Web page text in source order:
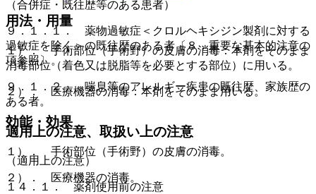
（合併症・既往歴等のある患者）
９．１．１． 薬物過敏症＜クロルヘキシジン製剤に対する
過敏症を除く＞の既往歴のある者〔８．重要な基本的注意の
項参照〕。
９．１．２． 喘息等のアレルギー疾患の既往歴、家族歴の
ある者。
適用上の注意、取扱い上の注意
（適用上の注意）
１４．１． 薬剤使用前の注意
用法・用量
１）． 手術部位（手術野）の皮膚の消毒：本剤をそのまま
消毒部位（着色又は脱脂等を必要とする部位）に用いる。
２）． 医療機器の消毒：本剤をそのまま用いる。
効能・効果
１）． 手術部位（手術野）の皮膚の消毒。
２）． 医療機器の消毒。